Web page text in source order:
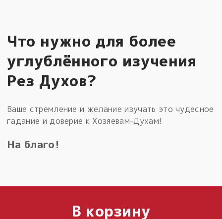
Что нужно для более
углублённого изучения
Рез Духов?
Ваше стремление и желание изучать это чудесное
гадание и доверие к Хозяевам-Духам!
На благо!
В корзину